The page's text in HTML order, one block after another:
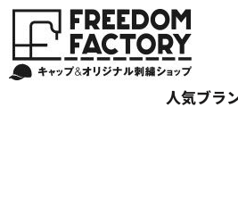
人気ブラ
ホーム
商品一覧から選ぶ
商品一覧から選ぶ
新着おすすめ商品
セール
NEW ERA BLANK CAP(ニューエラ
47BLAND-BLANK CAP(フォーティセ
その他ブランドブランク無地
オリジナル刺繍をオーダー
文字でデザインする場合
お客様のデザインをアップロードする場合
店舗オリジナルデザインを使用する場合
【帽子】刺繍価格について
【アパレル】刺繍価格について
送料について
バッグやTシャツにも刺繍可能
59FIFTYとは?
ユーポン/フレックスフィットとは
商品紹介・新着情報
刺繍・デザインの知識
刺繍ミシン・設備紹介
FREEDOM
アルファベット3D刺繍 花文字A A-Z
ワッペン
法人・企業向け商品特集
イベント・販促向け商品特集
学校・部活向け商品特集
デフォルト
価格：安い順
価格：高い順
新着順